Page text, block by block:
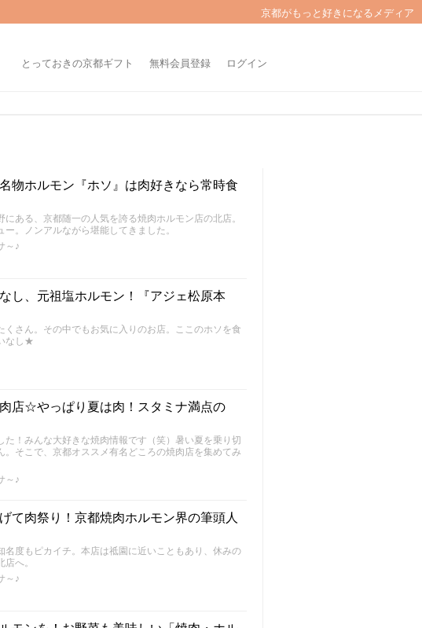
京都がもっと好きになるメディア
とっておきの京都ギフト 無料会員登録 ログイン
物ホルモン『ホソ』は肉好きなら常時食
ある、京都随一の人気を誇る焼肉ホルモン店の北店。
。ノンアルながら堪能してきました。
～♪
し、元祖塩ホルモン！『アジェ松原本
さん。その中でもお気に入りのお店。ここのホソを食
なし★
店☆やっぱり夏は肉！スタミナ満点の
！みんな大好きな焼肉情報です（笑）暑い夏を乗り切
そこで、京都オススメ有名どころの焼肉店を集めてみ
～♪
て肉祭り！京都焼肉ホルモン界の筆頭人
名度もピカイチ。本店は祗園に近いこともあり、休みの
へ。
～♪